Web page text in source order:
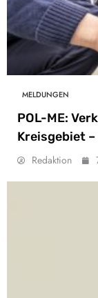
MELDUNGEN
POL-ME:
Kreisgebiet
Redaktion